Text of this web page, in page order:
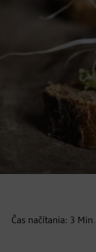
Čas načítania: 3 Min.